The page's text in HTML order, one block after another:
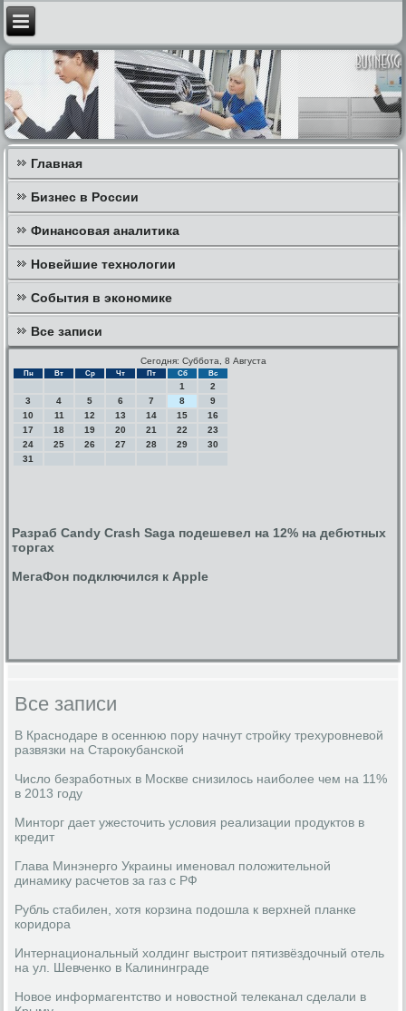
Главная
Бизнес в России
Финансовая аналитика
Новейшие технологии
События в экономике
Все записи
Сегодня: Суббота, 8 Августа
Пн Вт Ср Чт Пт Сб Вс
1
2
3
4 5 6 7 8
9
10
11 12 13 14 15
16
17
18 19 20 21 22
23
24
25 26 27 28 29
30
31
Разраб Candy Crash Saga подешевел на 12% на дебютных
торгах
МегаФон подключился к Apple
Все записи
В Краснодаре в осеннюю пору начнут стройку трехуровневой
развязки на Старокубанской
Число безработных в Москве снизилось наиболее чем на 11%
в 2013 году
Минторг дает ужесточить условия реализации продуктов в
кредит
Глава Минэнерго Украины именовал положительной
динамику расчетов за газ с РФ
Рубль стабилен, хотя корзина подошла к верхней планке
коридора
Интернациональный холдинг выстроит пятизвёздочный отель
на ул. Шевченко в Калининграде
Новое информагентство и новостной телеканал сделали в